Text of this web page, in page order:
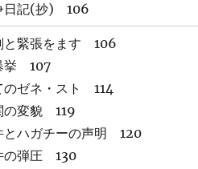
日記(抄) 106
緊張をます 106
挙 107
のゼネ・スト 114
の変貌 119
とハガチーの声明 120
の弾圧 130